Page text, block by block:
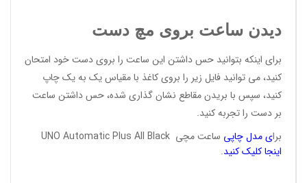
دیدن ساعت بروی مچ دست
برای اینکه بتوانید حس داشتن این ساعت را بروی دست خود امتحان
کنید، می توانید فایل زیر را بروی کاغذ با مقیاس یک به یک چاپ
کنید، سپس با بریدن مقاطع نشان گذاری شده، حس داشتن ساعت
بر دست را تجربه کنید.
برایمدلچاپی ساعت مچی UNO Automatic Plus All Black
اینجا کلیککنید.